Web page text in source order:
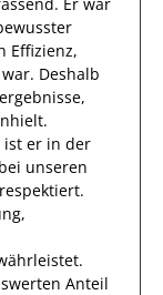
Effizienz,
war. Deshalb
,
ist er in der
unseren
Anteil